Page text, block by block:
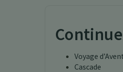
Voyage
Cascade